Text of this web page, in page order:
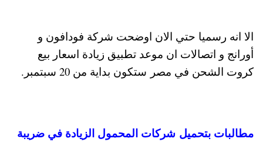
الا انه رسميا حتي الان اوضحت شركة فودافون و
أورانج و اتصالات ان موعد تطبيق زيادة اسعار بيع
كروت الشحن في مصر ستكون بداية من 20 سبتمبر.
مطالبات بتحميل شركات المحمول الزيادة في ضريبة